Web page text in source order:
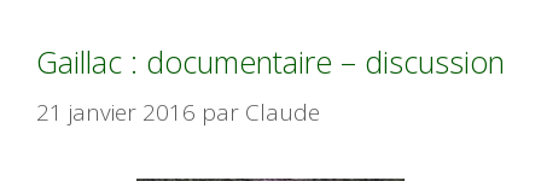
Gaillac : documentaire – discussion
21 janvier 2016 par Claude